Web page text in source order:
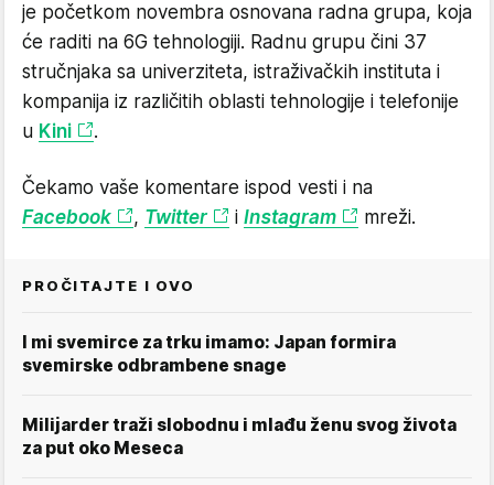
je početkom novembra osnovana radna grupa, koja
će raditi na 6G tehnologiji. Radnu grupu čini 37
stručnjaka sa univerziteta, istraživačkih instituta i
kompanija iz različitih oblasti tehnologije i telefonije
u Kini .
Čekamo vaše komentare ispod vesti i na
Facebook
, Twitter i Instagram mreži.
PROČITAJTE I OVO
I mi svemirce za trku imamo: Japan formira
svemirske odbrambene snage
Milijarder traži slobodnu i mlađu ženu svog života
za put oko Meseca